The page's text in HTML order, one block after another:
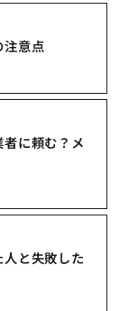
意点
に頼む？メ
と失敗した